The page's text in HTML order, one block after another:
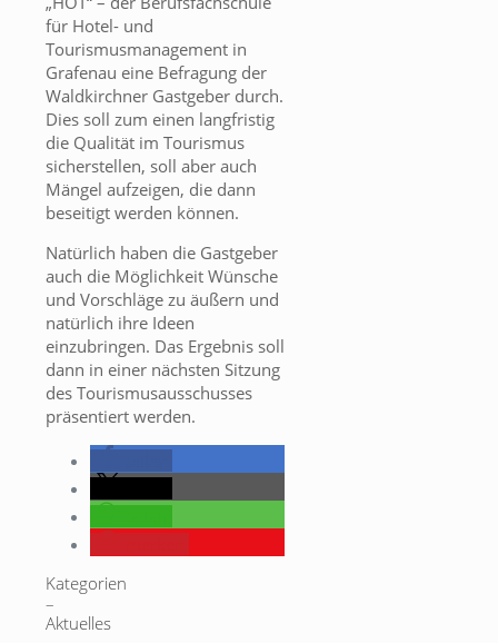
für Hotel- und
Tourismusmanagement in
Grafenau eine Befragung der
Waldkirchner Gastgeber durch.
Dies soll zum einen langfristig
die Qualität im Tourismus
sicherstellen, soll aber auch
Mängel aufzeigen, die dann
beseitigt werden können.
Natürlich haben die Gastgeber
auch die Möglichkeit Wünsche
und Vorschläge zu äußern und
natürlich ihre Ideen
einzubringen. Das Ergebnis soll
dann in einer nächsten Sitzung
des Tourismusausschusses
präsentiert werden.
Kategorien
–
Aktuelles